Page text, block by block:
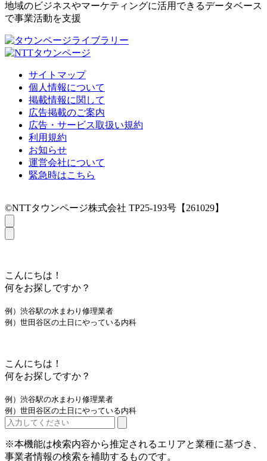
地域のビジネスやマーケティングに活用できるデータベース
で事業活動を支援
サイトマップ
個人情報について
掲載情報に関して
広告掲載のご案内
広告・サービス取扱い規約
利用規約
お知らせ
運営会社について
緊急時はこちら
©NTTタウンページ株式会社 TP25-193号【261029】
こんにちは！
何をお探しですか？
例）渋谷駅の水まわり修理業者
例）世田谷区の土日にやっている内科
こんにちは！
何をお探しですか？
例）渋谷駅の水まわり修理業者
例）世田谷区の土日にやっている内科
※本機能は検索内容から推定されるエリアと業種に基づき、
事業者情報の検索を補助するものです。